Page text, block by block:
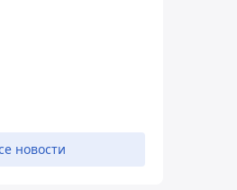
новости